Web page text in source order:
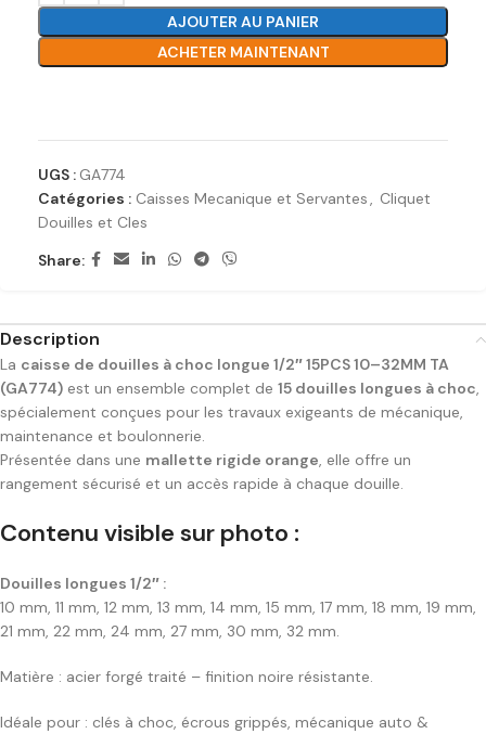
AJOUTER AU PANIER
ACHETER MAINTENANT
UGS : GA774
Catégories : Caisses Mecanique et Servantes, Cliquet
Douilles et Cles
Share:
Description
La caisse de douilles à choc longue 1/2″ 15PCS 10–32MM TA
(GA774) est un ensemble complet de 15 douilles longues à choc,
spécialement conçues pour les travaux exigeants de mécanique,
maintenance et boulonnerie.
Présentée dans une mallette rigide orange, elle offre un
rangement sécurisé et un accès rapide à chaque douille.
Contenu visible sur photo :
Douilles longues 1/2″ :
10 mm, 11 mm, 12 mm, 13 mm, 14 mm, 15 mm, 17 mm, 18 mm, 19 mm,
21 mm, 22 mm, 24 mm, 27 mm, 30 mm, 32 mm.
Matière : acier forgé traité – finition noire résistante.
Idéale pour : clés à choc, écrous grippés, mécanique auto &